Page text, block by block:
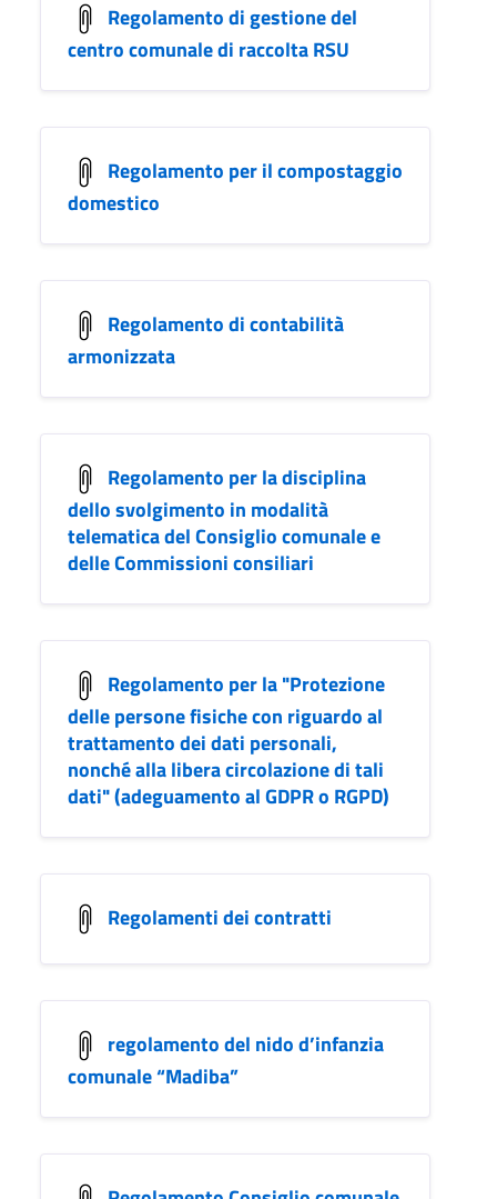
Regolamento di gestione del
centro comunale di raccolta RSU
Regolamento per il compostaggio
domestico
Regolamento di contabilità
armonizzata
Regolamento per la disciplina
dello svolgimento in modalità
telematica del Consiglio comunale e
delle Commissioni consiliari
Regolamento per la "Protezione
delle persone fisiche con riguardo al
trattamento dei dati personali,
nonché alla libera circolazione di tali
dati" (adeguamento al GDPR o RGPD)
Regolamenti dei contratti
regolamento del nido d’infanzia
comunale “Madiba”